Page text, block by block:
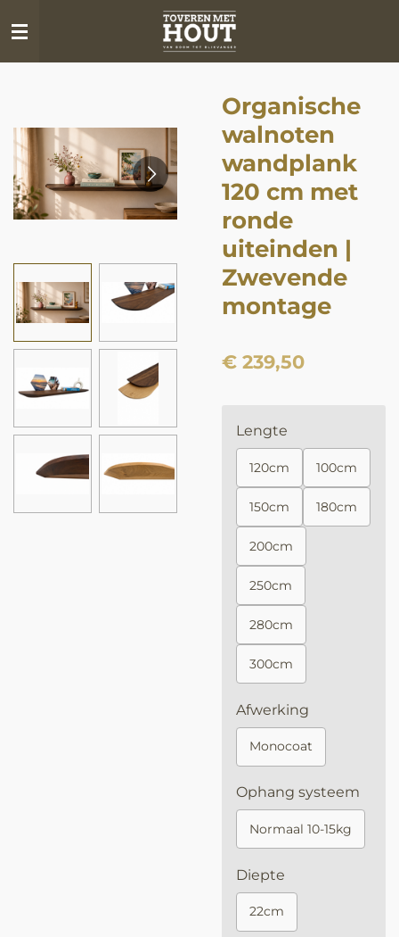
direct
naar
Organische
walnoten
wandplank
120 cm met
ronde
uiteinden |
Zwevende
montage
€ 239,50
Lengte
120cm 100cm
150cm 180cm
200cm
250cm
280cm
300cm
Afwerking
Monocoat
Ophang systeem
Normaal 10-15kg
Diepte
22cm